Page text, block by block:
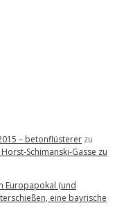
– betonflüsterer zu
Schimanski-Gasse zu
Europapokal (und
eine bayrische